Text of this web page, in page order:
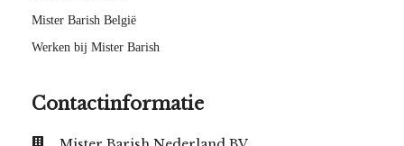
Mister Barish België
Werken bij Mister Barish
Contactinformatie